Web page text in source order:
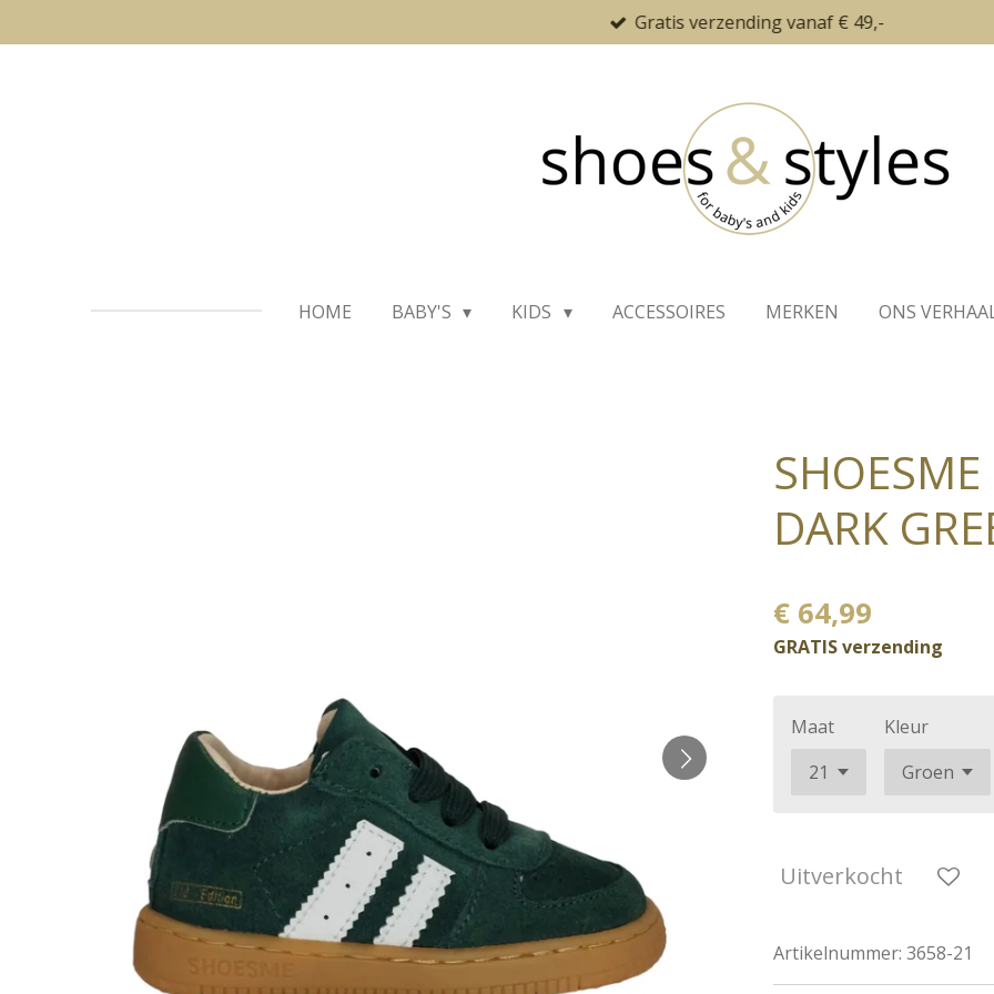
direct
Gratis verzending vanaf € 49,-
HOME BABY'S KIDS ACCESSOIRES MERKEN ONS
DARK
€ 64,99
GRATIS verzending
Maat Kleur
Uitverkocht
Artikelnummer: 3658-21